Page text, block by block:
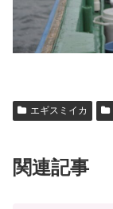
エギスミイカ
関連記事